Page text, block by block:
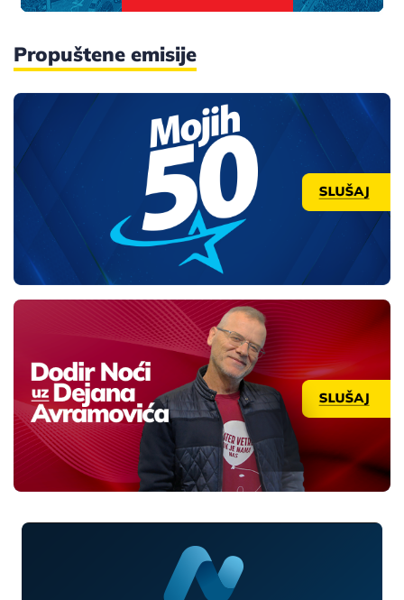
Propuštene emisije